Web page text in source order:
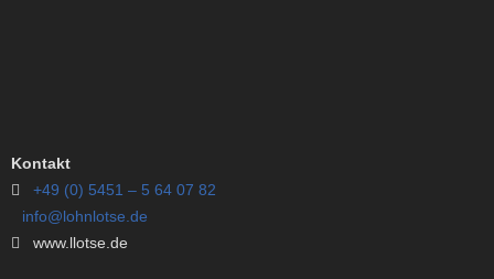
Kontakt
+49 (0) 5451 – 5 64 07 82
info@lohnlotse.de
www.llotse.de